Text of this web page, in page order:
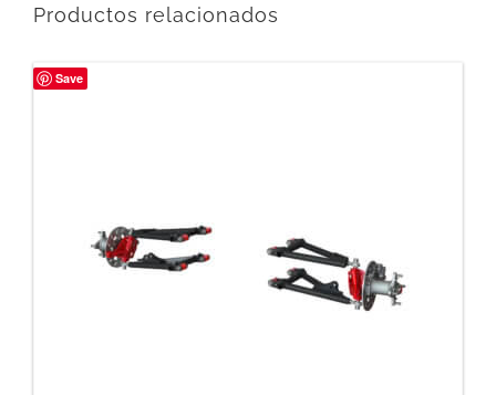
Productos relacionados
Save